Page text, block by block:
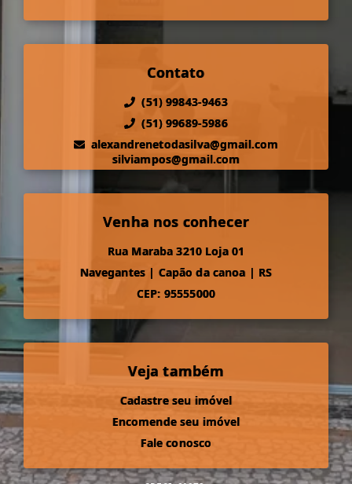
Contato
(51) 99843-9463
(51) 99689-5986
alexandrenetodasilva@gmail.com
silviampos@gmail.com
Venha nos conhecer
Rua Maraba 3210 Loja 01
Navegantes | Capão da canoa | RS
CEP: 95555000
Veja também
Cadastre seu imóvel
Encomende seu imóvel
Fale conosco